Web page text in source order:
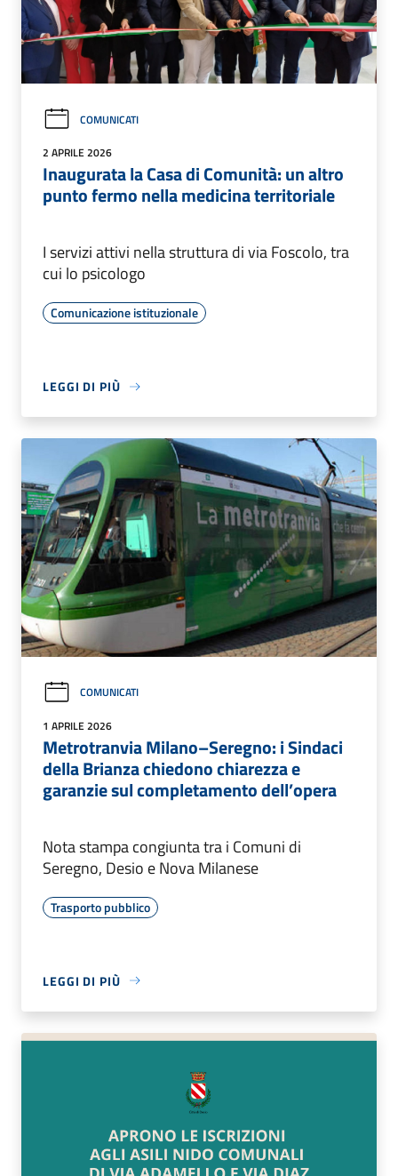
COMUNICATI
2 APRILE 2026
Inaugurata la Casa di Comunità: un altro
punto fermo nella medicina territoriale
I servizi attivi nella struttura di via Foscolo, tra
cui lo psicologo
Comunicazione istituzionale
LEGGI DI PIÙ
COMUNICATI
1 APRILE 2026
Metrotranvia Milano–Seregno: i Sindaci
della Brianza chiedono chiarezza e
garanzie sul completamento dell’opera
Nota stampa congiunta tra i Comuni di
Seregno, Desio e Nova Milanese
Trasporto pubblico
LEGGI DI PIÙ